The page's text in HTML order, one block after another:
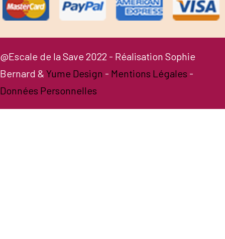
@Escale de la Save 2022 - Réalisation Sophie
Bernard & Yume Design - Mentions Légales -
Données Personnelles